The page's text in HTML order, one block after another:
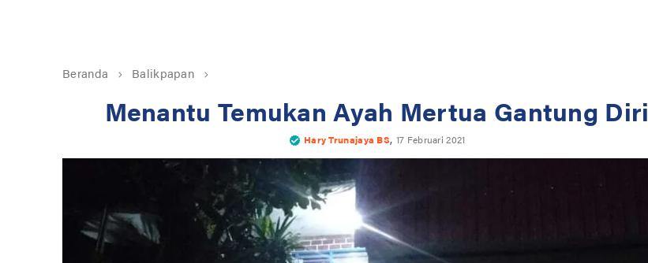
Beranda Balikpapan
Menantu Temukan Ayah Mertua Gantung Diri
Hary Trunajaya BS, 17 Februari 2021